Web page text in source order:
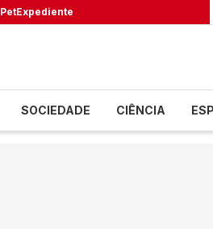
PetExpediente
SOCIEDADE CIÊNCIA